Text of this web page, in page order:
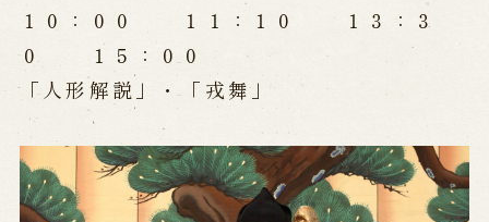
出張公演
出張公演
学校公演
海外旅行客向け特別公演「くにうみ」
歴史
１０：００ １１：１０ １３：３
０ １５：００
「人形解説」・「戎舞」